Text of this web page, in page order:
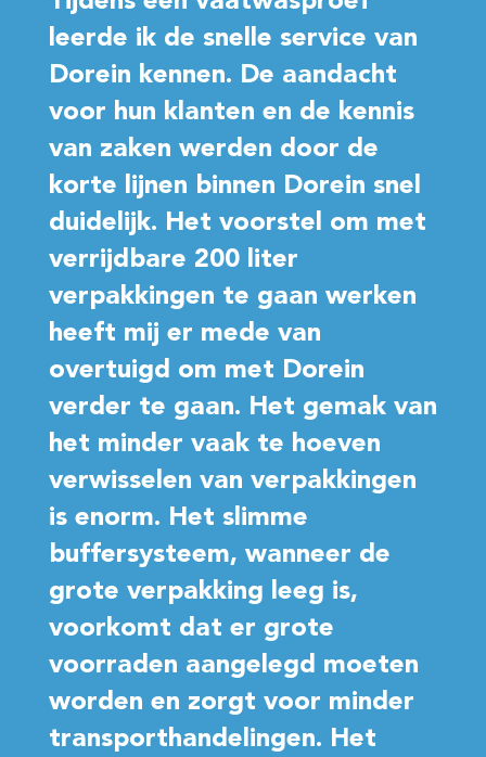
leerde ik de snelle service van
Dorein kennen. De aandacht
voor hun klanten en de kennis
van zaken werden door de
korte lijnen binnen Dorein snel
duidelijk. Het voorstel om met
verrijdbare 200 liter
verpakkingen te gaan werken
heeft mij er mede van
overtuigd om met Dorein
verder te gaan. Het gemak van
het minder vaak te hoeven
verwisselen van verpakkingen
is enorm. Het slimme
buffersysteem, wanneer de
grote verpakking leeg is,
voorkomt dat er grote
voorraden aangelegd moeten
worden en zorgt voor minder
transporthandelingen. Het